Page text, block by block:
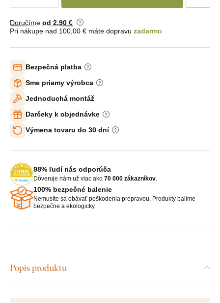
Doručíme od 2,90 €
Pri nákupe nad 100,00 € máte dopravu zadarmo
Bezpečná platba
Sme priamy výrobca
Jednoduchá montáž
Darčeky k objednávke
Výmena tovaru do 30 dní
98% ľudí nás odporúča
Dôveruje nám už viac ako 70 000 zákazníkov.
100% bezpečné balenie
Nemusíte sa obávať poškodenia prepravou. Produkty balíme
bezpečne a ekologicky.
Popis produktu